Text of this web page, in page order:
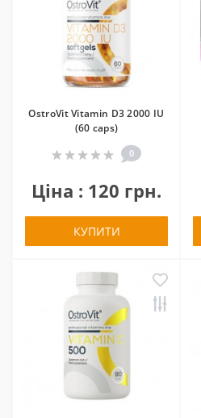
OstroVit Vitamin D3 2000 IU
(60 caps)
0
Ціна : 120 грн.
КУПИТИ